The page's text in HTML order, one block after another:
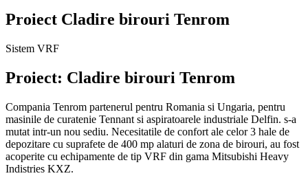
Proiect Cladire birouri Tenrom
Sistem VRF
Proiect: Cladire birouri Tenrom
Compania Tenrom partenerul pentru Romania si Ungaria, pentru
masinile de curatenie Tennant si aspiratoarele industriale Delfin. s-a
mutat intr-un nou sediu. Necesitatile de confort ale celor 3 hale de
depozitare cu suprafete de 400 mp alaturi de zona de birouri, au fost
acoperite cu echipamente de tip VRF din gama Mitsubishi Heavy
Indistries KXZ.